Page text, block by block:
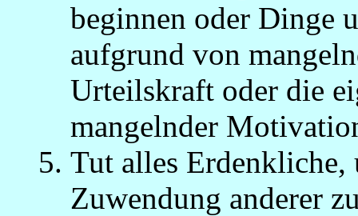
beginnen oder Dinge
aufgrund von
Urteilskraft oder die
mangelnder
Tut alles Erdenkliche,
Zuwendung anderer